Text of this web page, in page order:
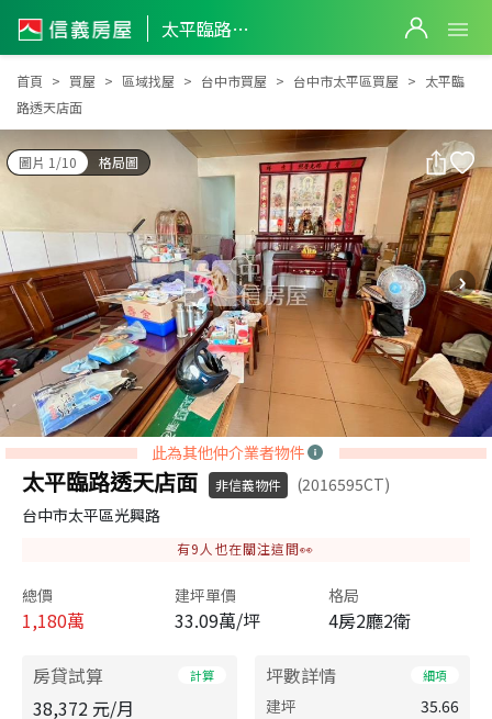
太平臨路透天店面
太平臨路透天店面
首頁 買屋 區域找屋 台中市買屋 台中市太平區買屋
太平臨
路透天店面
圖片 1/10 格局圖
此為其他仲介業者物件
太平臨路透天店面 非信義物件
(2016595CT)
台中市太平區光興路
有9 人也在關注這間👀
總價
1,180萬
建坪單價
33.09萬/坪
格局
4房2廳2衛
房貸試算 計算
38,372 元/月
坪數詳情 細項
建坪
35.66